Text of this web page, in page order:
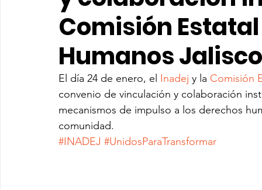
Comisión
Humanos Jalisco
El día 24 de enero, el Inadej y la Comisión
convenio de vinculación y colaboración
mecanismos de impulso a los derechos
comunidad.
#INADEJ #UnidosParaTransformar